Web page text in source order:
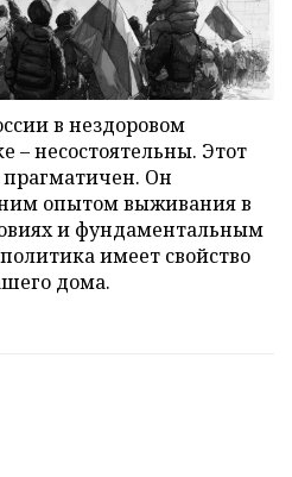
в нездоровом
– несостоятельны. Этот
Он
опытом выживания в
и фундаментальным
имеет свойство
дома.